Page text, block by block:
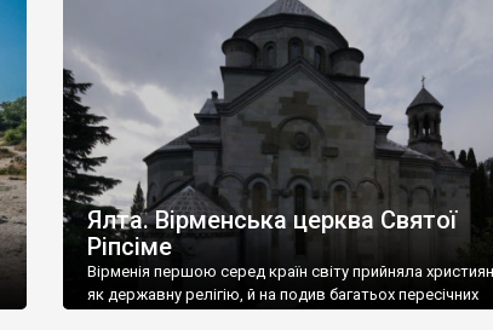
називаються «повстяками» (postaki)…” “Вино. Крим
виробляє відмінне вино і його вдосталь: воно все
легке біле і дуже […]
Ялта. Вірменська церква Святої
Ріпсіме
Вірменія першою серед країн світу прийняла
як державну релігію, й на подив багатьох пересічних